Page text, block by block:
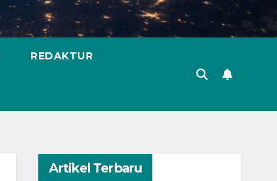
REDAKTUR
Artikel Terbaru